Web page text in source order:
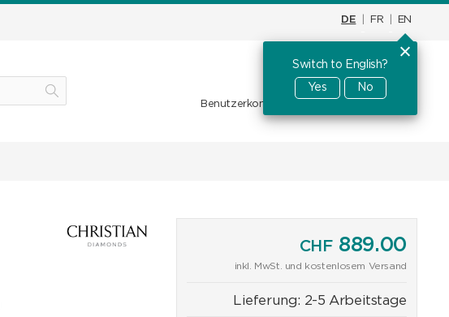
DE FR EN
Switch to English?
Yes
No
Warenkorb CHF0.00
Benutzerkonto
CHF889.00
inkl. MwSt. und kostenlosem Versand
Lieferung: 2-5 Arbeitstage